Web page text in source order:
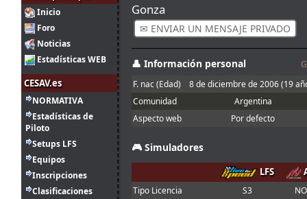
complicada
pero
apasionante y
que puede
hacer
cualquiera con
un coche de >25
9
ago.
7:52
mitsumeku Ojalá supiera
8
ago.
12:35
Buenas gente!
Algún experto
en Insim de LFS
que me pueda
ayudar con unas
cosillas?
Inicio
Foro
Noticias
Estadísticas WEB
CESAV.es
NORMATIVA
Estadísticas de
Piloto
Setups LFS
Equipos
Inscripciones
Clasificaciones
Gonza
✉ ENVIAR UN MENSAJE PRIVADO
👤 Información personal
F. nac (Edad) 8 de diciembre de 2006(19
Comunidad
Argentina
Aspecto web
Por defecto
🎮 Simuladores
LFS
Tipo Licencia S3
NO